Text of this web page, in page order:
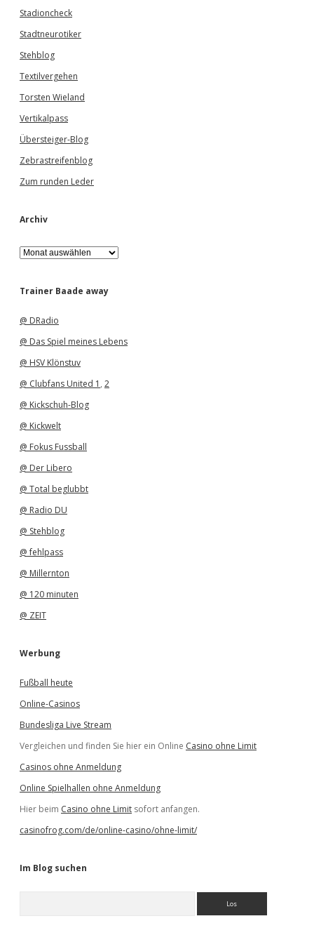
Stadioncheck
Stadtneurotiker
Stehblog
Textilvergehen
Torsten Wieland
Vertikalpass
Übersteiger-Blog
Zebrastreifenblog
Zum runden Leder
Archiv
A
r
h
Trainer Baade away
@ DRadio
@ Das Spiel meines Lebens
@ HSV Klönstuv
@ Clubfans United 1 , 2
@ Kickschuh-Blog
@ Kickwelt
@ Fokus Fussball
@ Der Libero
@ Total beglubbt
@ Radio DU
@ Stehblog
@ fehlpass
@ Millernton
@ 120 minuten
@ ZEIT
Werbung
Fußball heute
Online-Casinos
Bundesliga Live Stream
Vergleichen und finden Sie hier ein Online Casino ohne Limit
Casinos ohne Anmeldung
Online Spielhallen ohne Anmeldung
Hier beim Casino ohne Limit sofort anfangen.
casinofrog.com/de/online-casino/ohne-limit/
Im Blog suchen